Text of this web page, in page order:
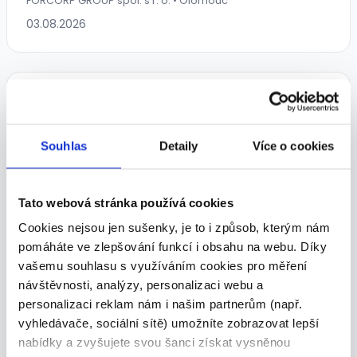
Souhlas Detaily Více o cookies
Tato webová stránka používá cookies
Cookies nejsou jen sušenky, je to i způsob, kterým nám
pomáháte ve zlepšování funkcí i obsahu na webu. Díky
vašemu souhlasu s využíváním cookies pro měření
návštěvnosti, analýzy, personalizaci webu a
personalizaci reklam nám i našim partnerům (např.
vyhledávače, sociální sítě) umožníte zobrazovat lepší
nabídky a zvyšujete svou šanci získat vysněnou
03.08.2026
Vyhrazeno pouze pro OZP
160 - 160 Kč/ hod.
Českomoravská Bezpečnostní Agentura spol. s r.o. •
Šternberk
07.08.2026